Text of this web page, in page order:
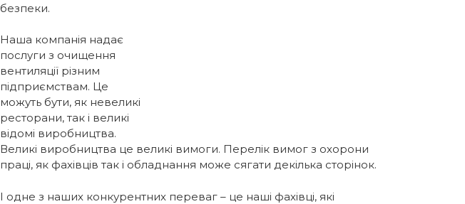
безпеки.
Наша компанія надає
послуги з очищення
вентиляції різним
підприємствам. Це
можуть бути, як невеликі
ресторани, так і великі
відомі виробництва.
Великі виробництва це великі вимоги. Перелік вимог з охорони
праці, як фахівців так і обладнання може сягати декілька сторінок.
І одне з наших конкурентних переваг – це наші фахівці, які